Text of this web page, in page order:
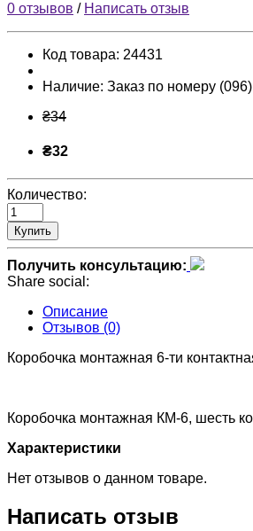
0 отзывов / Написать отзыв
Код товара: 24431
Наличие: Заказ по номеру
₴34
₴32
Количество:
Купить
Получить консультацию:
Share social:
Описание
Отзывов (0)
Коробочка монтажная 6-ти
Коробочка монтажная КМ-6, шесть
Характеристики
Нет отзывов о данном товаре.
Написать отзыв